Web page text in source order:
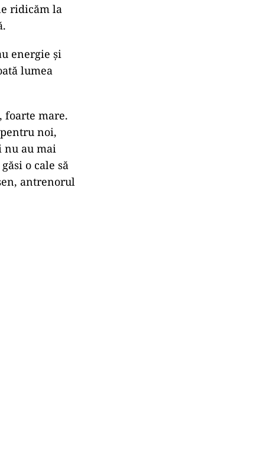
ridicăm la
energie și
lumea
foarte mare.
noi,
nu au mai
o cale să
antrenorul